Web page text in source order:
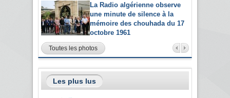
La Radio algérienne observe
une minute de silence à la
mémoire des chouhada du 17
octobre 1961
Toutes les photos
Les plus lus